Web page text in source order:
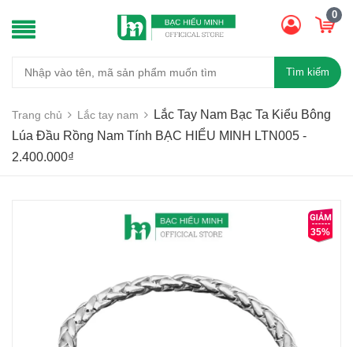
0
Tìm kiếm
Trang chủ Lắc tay nam
Lắc Tay Nam Bạc Ta Kiểu Bông
Lúa Đầu Rồng Nam Tính BẠC HIỂU MINH LTN005 -
2.400.000₫
35%